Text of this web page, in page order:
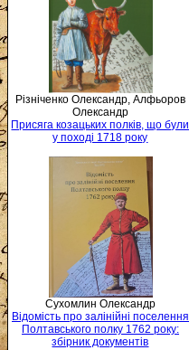
Різніченко Олександр, Алфьоров
Олександр
Присяга козацьких полків, що були
у поході 1718 року
Сухомлин Олександр
Відомість про залінійні поселення
Полтавського полку 1762 року:
збірник документів